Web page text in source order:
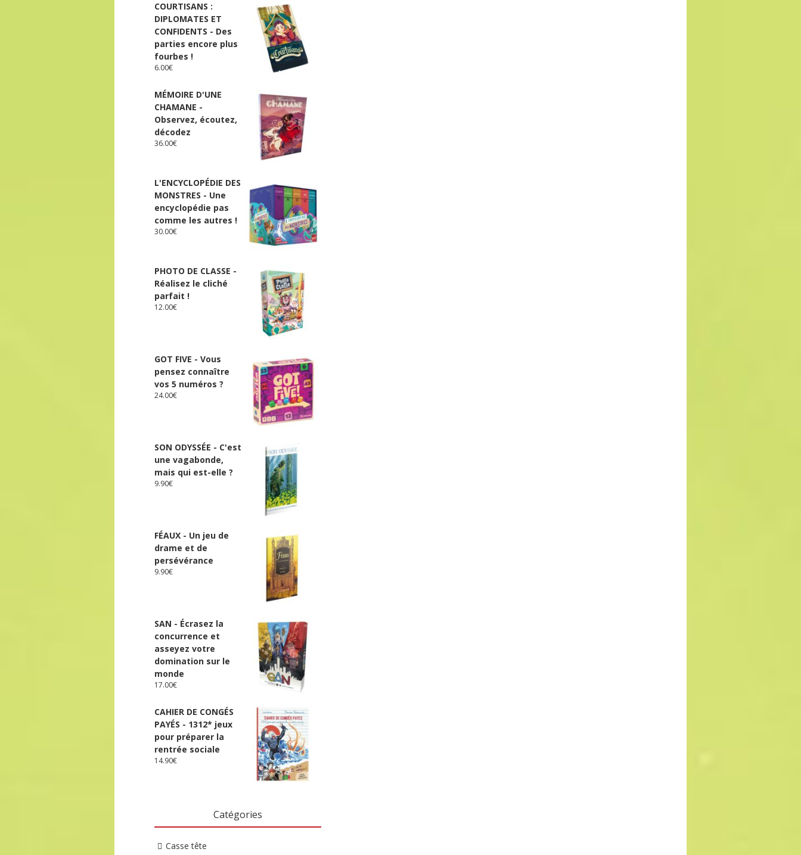
COURTISANS :
DIPLOMATES ET
CONFIDENTS - Des
parties encore plus
fourbes !
6.00€
MÉMOIRE D'UNE
CHAMANE -
Observez, écoutez,
décodez
36.00€
L'ENCYCLOPÉDIE DES
MONSTRES - Une
encyclopédie pas
comme les autres !
30.00€
PHOTO DE CLASSE -
Réalisez le cliché
parfait !
12.00€
GOT FIVE - Vous
pensez connaître
vos 5 numéros ?
24.00€
SON ODYSSÉE - C'est
une vagabonde,
mais qui est-elle ?
9.90€
FÉAUX - Un jeu de
drame et de
persévérance
9.90€
SAN - Écrasez la
concurrence et
asseyez votre
domination sur le
monde
17.00€
CAHIER DE CONGÉS
PAYÉS - 1312* jeux
pour préparer la
rentrée sociale
14.90€
Catégories
Casse tête